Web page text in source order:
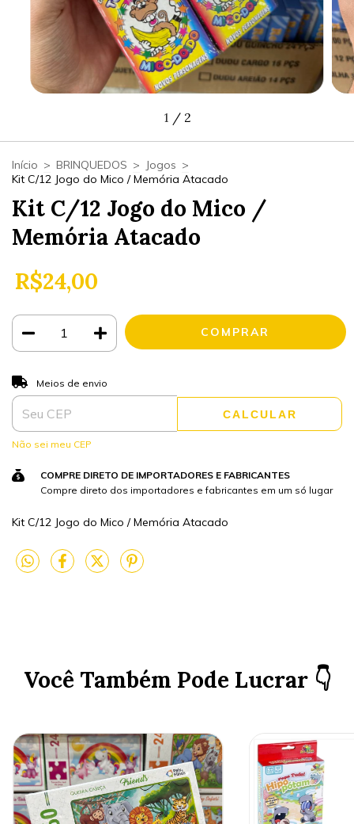
1 / 2
Início > BRINQUEDOS > Jogos >
Kit C/12 Jogo do Mico / Memória Atacado
Kit C/12 Jogo do Mico /
Memória Atacado
R$24,00
Entregas para o CEP:
Meios de envio
CALCULAR
Não sei meu CEP
COMPRE DIRETO DE IMPORTADORES E FABRICANTES
Compre direto dos importadores e fabricantes em um só lugar
Kit C/12 Jogo do Mico / Memória Atacado
Você Também Pode Lucrar 👇